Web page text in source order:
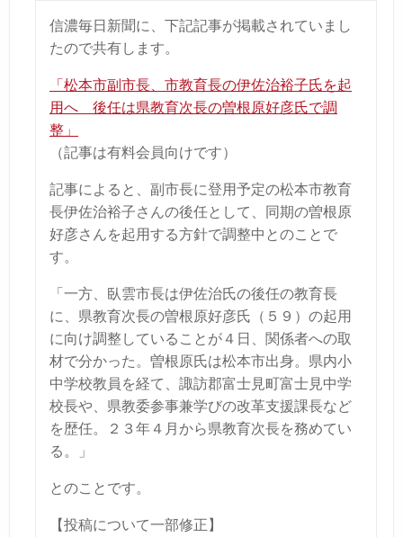
信濃毎日新聞に、下記記事が掲載されていまし
たので共有します。
「松本市副市長、市教育長の伊佐治裕子氏を起
用へ 後任は県教育次長の曽根原好彦氏で調
整」
（記事は有料会員向けです）
記事によると、副市長に登用予定の松本市教育
長伊佐治裕子さんの後任として、同期の曽根原
好彦さんを起用する方針で調整中とのことで
す。
「一方、臥雲市長は伊佐治氏の後任の教育長
に、県教育次長の曽根原好彦氏（５９）の起用
に向け調整していることが４日、関係者への取
材で分かった。曽根原氏は松本市出身。県内小
中学校教員を経て、諏訪郡富士見町富士見中学
校長や、県教委参事兼学びの改革支援課長など
を歴任。２３年４月から県教育次長を務めてい
る。」
とのことです。
【投稿について一部修正】